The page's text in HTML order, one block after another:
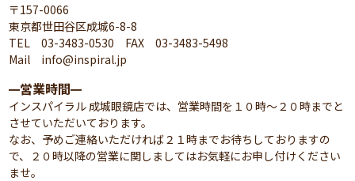
〒157-0066
東京都世田谷区成城6-8-8
TEL 03-3483-0530 FAX 03-3483-5498
Mail info@inspiral.jp
━営業時間━
インスパイラル 成城眼鏡店では、営業時間を１０時～２０時までと
させていただいております。
なお、予めご連絡いただければ２１時までお待ちしておりますの
で、２０時以降の営業に関しましてはお気軽にお申し付けください
ませ。